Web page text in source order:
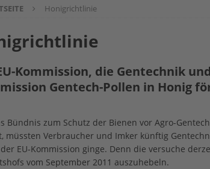
[ 5. Juni 2023 ]
ALLGEMEIN
[ 24. März 2023 ] Töpfern per Hand am
Spenden für
Jucken auf acht Beinen…
GESUNDHEIT
Honigrichtlinie
Kommission, die Gentechnik
Gentech-Pollen in Honig
Bündnis zum Schutz der Bienen vor Agro-
müssten Verbraucher und Imker künftig
EU-Kommission ginge. Denn die versuche
vom September 2011 auszuhebeln.